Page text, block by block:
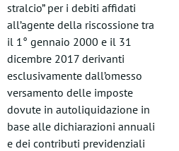
stralcio” per i debiti affidati
all’agente della riscossione tra
il 1° gennaio 2000 e il 31
dicembre 2017 derivanti
esclusivamente dall’omesso
versamento delle imposte
dovute in autoliquidazione in
base alle dichiarazioni annuali
e dei contributi previdenziali